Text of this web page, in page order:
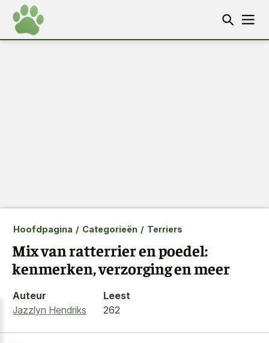
Hoofdpagina / Categorieën / Terriers
Mix van ratterrier en poedel:
kenmerken, verzorging en meer
Auteur
Jazzlyn Hendriks
Leest
262